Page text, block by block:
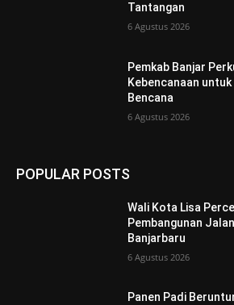
Tantangan
6 Agustus 2026
Pemkab Banjar
Kebencanaan untuk
Bencana
6 Agustus 2026
POPULAR POSTS
Wali Kota Lisa
Pembangunan
Banjarbaru
6 Agustus 2026
Panen Padi